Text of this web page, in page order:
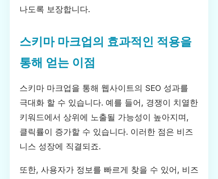
나도록 보장합니다.
스키마 마크업의 효과적인 적용을
통해 얻는 이점
스키마 마크업을 통해 웹사이트의 SEO 성과를
극대화 할 수 있습니다. 예를 들어, 경쟁이 치열한
키워드에서 상위에 노출될 가능성이 높아지며,
클릭률이 증가할 수 있습니다. 이러한 점은 비즈
니스 성장에 직결되죠.
또한, 사용자가 정보를 빠르게 찾을 수 있어, 비즈